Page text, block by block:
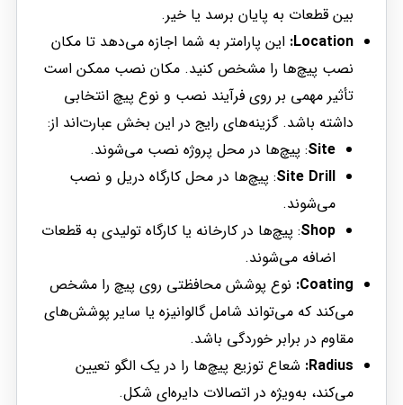
بین قطعات به پایان برسد یا خیر.
Location: این پارامتر به شما اجازه می‌دهد تا مکان
نصب پیچ‌ها را مشخص کنید. مکان نصب ممکن است
تأثیر مهمی بر روی فرآیند نصب و نوع پیچ انتخابی
داشته باشد. گزینه‌های رایج در این بخش عبارت‌اند از:
Site: پیچ‌ها در محل پروژه نصب می‌شوند.
Site Drill: پیچ‌ها در محل کارگاه دریل و نصب
می‌شوند.
Shop: پیچ‌ها در کارخانه یا کارگاه تولیدی به قطعات
اضافه می‌شوند.
Coating: نوع پوشش محافظتی روی پیچ را مشخص
می‌کند که می‌تواند شامل گالوانیزه یا سایر پوشش‌های
مقاوم در برابر خوردگی باشد.
Radius: شعاع توزیع پیچ‌ها را در یک الگو تعیین
می‌کند، به‌ویژه در اتصالات دایره‌ای شکل.